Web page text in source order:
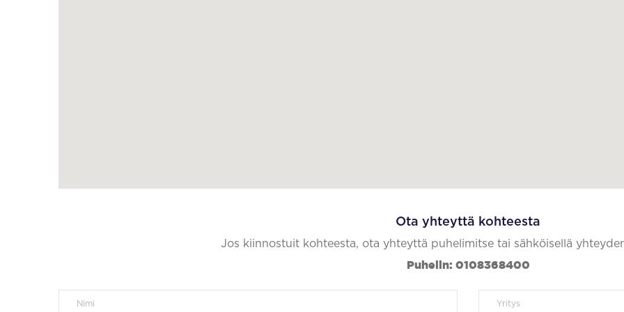
Ota yhteyttä kohteesta
Jos kiinnostuit kohteesta, ota yhteyttä puhelimitse tai sähköisellä
Puhelin: 0108368400